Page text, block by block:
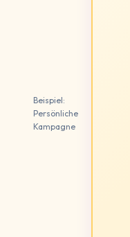
Beispiel:
Persönliche
Kampagne